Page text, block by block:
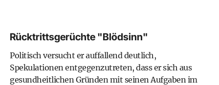
Rücktrittsgerüchte "Blödsinn"
Politisch versucht er auffallend deutlich,
Spekulationen entgegenzutreten, dass er sich aus
gesundheitlichen Gründen mit seinen Aufgaben im